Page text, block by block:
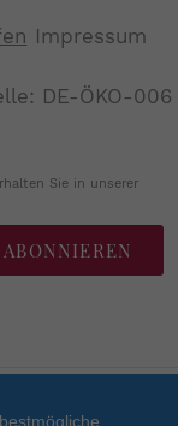
Impressum
DE-ÖKO-006
Sie in unserer
ABONNIEREN